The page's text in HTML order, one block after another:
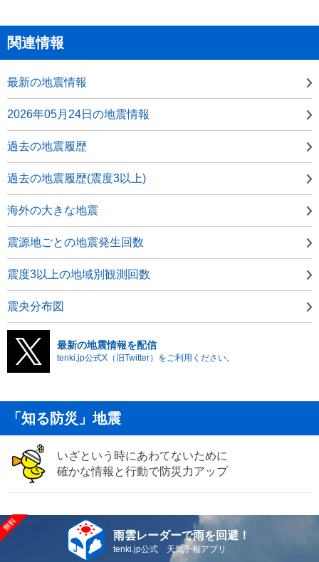
関連情報
最新の地震情報
2026年05月24日の地震情報
過去の地震履歴
過去の地震履歴(震度3以上)
海外の大きな地震
震源地ごとの地震発生回数
震度3以上の地域別観測回数
震央分布図
最新の地震情報を配信
tenki.jp公式X（旧Twitter）をご利用ください。
「知る防災」地震
いざという時にあわてないために
確かな情報と行動で防災力アップ
雨雲レーダーで雨を回避！
tenki.jp公式 天気予報アプリ